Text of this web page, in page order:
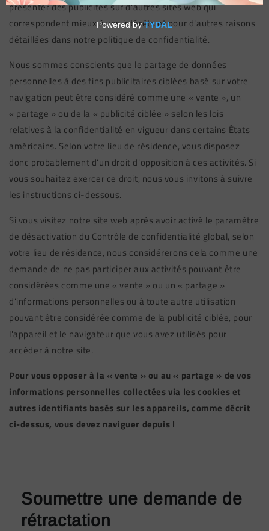
présenter des publicités sur d'autres sites web qui
correspondent mieux à vos intérêts et pour d'autres raisons
détaillées dans notre politique de confidentialité.
Nous sommes conscients que le partage de données
personnelles à des fins publicitaires ciblées basé sur votre
navigation peut être considéré comme une « vente », un
« partage » ou de la « publicité ciblée » selon les lois
relatives à la confidentialité en vigueur dans certains États
américains. Selon votre lieu de résidence, vous disposez
donc probablement d'un droit d'opposition à ces activités. Si
vous souhaitez exercer ce droit, nous vous invitons à suivre
les instructions ci-dessous.
Si vous visitez notre site web après avoir activé le paramètre
de désactivation du Contrôle de confidentialité global, selon
votre lieu de résidence, nous considérerons cela comme une
demande de ne pas participer aux activités pouvant être
considérées comme une « vente » ou un « partage »
d'informations personnelles ou à toute autre utilisation
pouvant être considérée comme de la publicité ciblée, pour
l'appareil et le navigateur que vous avez utilisés pour
accéder à notre site.
Pour vous opposer à la « vente » ou au « partage » de vos
informations personnelles collectées via les cookies et
autres identifiants basés sur les appareils, comme décrit
ci-dessus, vous devez naviguer depuis l
Soumettre une demande de
rétractation